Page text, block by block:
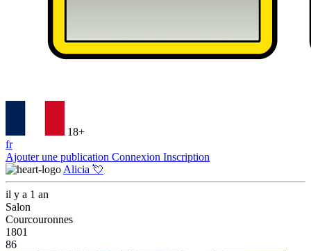
18+
fr
Ajouter une publication Connexion Inscription
Alicia 💘
il y a 1 an
Salon
Courcouronnes
1801
86